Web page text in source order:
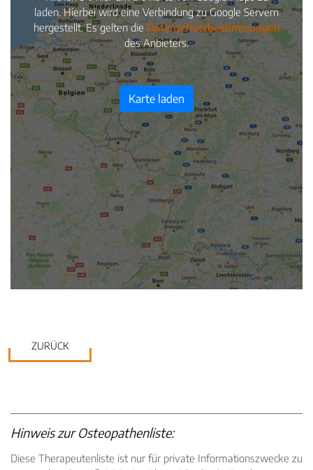
laden. Hierbei wird eine Verbindung zu Google Servern
hergestellt. Es gelten die Datenschutzbestimmungen
des Anbieters.
Karte laden
ZURÜCK
Hinweis zur Osteopathenliste:
Diese Therapeutenliste ist nur für private Informationszwecke zu